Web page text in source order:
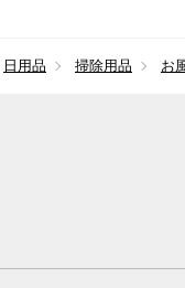
日用品 掃除用品 お